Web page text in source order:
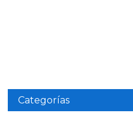
Categorías